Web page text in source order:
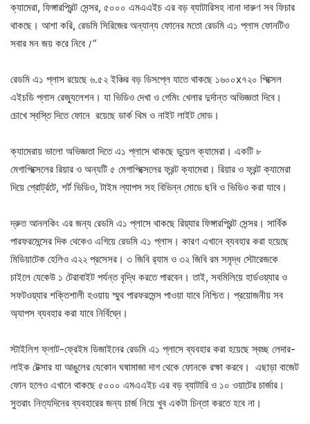
ক্যামেরা, ফিঙ্গারপ্রিন্ট সেন্সর, ৫০০০ এমএএইচ এর বড় ব্যাটারিসহ নানা দারুণ সব ফিচার
থাকছে। আশা করি, রেডমি সিরিজের অন্যান্য ফোনের মতো রেডমি এ১ প্লাস ফোনটিও
সবার মন জয় করে নিবে ।“
রেডমি এ১ প্লাস রয়েছে ৬.৫২ ইঞ্চির বড় ডিসপ্লে যাতে থাকছে ১৬০০x৭২০ পিক্সেল
এইচডি প্লাস রেজ্যুলেশন। যা ভিডিও দেখা ও গেমিং খেলার দুর্দান্ত অভিজ্ঞতা দিবে।
চোখে স্বস্তি দিতে ফোনে রয়েছে ডার্ক থিম ও নাইট লাইট মোড।
ক্যামেরায় ভালো অভিজ্ঞতা দিতে এ১ প্লাসে থাকছে ডুয়েল ক্যামেরা। একটি ৮
মেগাপিক্সেলের রিয়ার ও অন্যটি ৫ মেগাপিক্সেলের ফ্রন্ট ক্যামেরা। রিয়ার ও ফ্রন্ট ক্যামেরা
দিয়ে প্রোর্ট্রটে, শর্ট ভিডিও, টাইম ল্যাপস সহ বিভিন্ন মোডে ছবি ও ভিডিও করা যাবে।
দ্রুত আনলকিং এর জন্য রেডমি এ১ প্লাসে থাকছে রিয়্যার ফিঙ্গারপ্রিন্ট সেন্সর। সার্বিক
পারফরমেন্সের দিক থেকেও এগিয়ে রেডমি এ১ প্লাস। কারণ এখানে ব্যবহার করা হয়েছে
মিডিয়াটেক হেলিও এ২২ প্রসেসর। ৩ জিবি র‌্যাম ও ৩২ জিবি রম সমৃদ্ধ স্টোরেজকে
চাইলে যেকেউ ১ টেরাবাইট পর্যন্ত বৃদ্ধি করতে পারবেন। তাই, সবমিলিয়ে হার্ডওয়্যার ও
সফটওয়্যার শক্তিশালী হওয়ায় স্মুথ পারফরমেন্স পাওয়া যাবে নিশ্চিত। প্রয়োজনীয় সব
অ্যাপস ব্যবহার করা যাবে নির্বিঘ্নে।
স্টাইলিশ ফ্লাট-ফ্রেইম ডিজাইনের রেডমি এ১ প্লাসে ব্যবহার করা হয়েছে স্বচ্ছ লেদার-
লাইক টেক্সার যা আঙুলের যেকোন ঘষামাজা দাগ থেকে ফোনকে রক্ষা করবে। এছাড়া বাজেট
ফোন হলেও এখানে থাকছে ৫০০০ এমএএইচ এর বড় ব্যাটারি ও ১০ ওয়াটের চার্জার।
সুতরাং নিত্যদিনের ব্যবহারের জন্য চার্জ নিয়ে খুব একটা চিন্তা করতে হবে না।